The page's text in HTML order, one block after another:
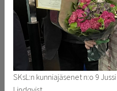
SKsL:n kunniajäsenet n:o 9